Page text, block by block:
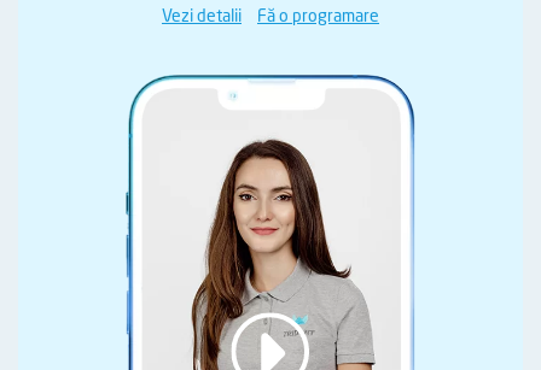
Vezi detalii Fă o programare